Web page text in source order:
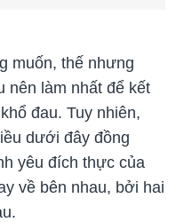
muốn, thế nhưng
nên làm nhất để kết
đau. Tuy nhiên,
dưới đây đồng
yêu đích thực của
về bên nhau, bởi hai